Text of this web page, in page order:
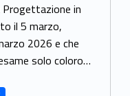
di
vi
di
in
il 5 marzo,
2026 e che
solo coloro…